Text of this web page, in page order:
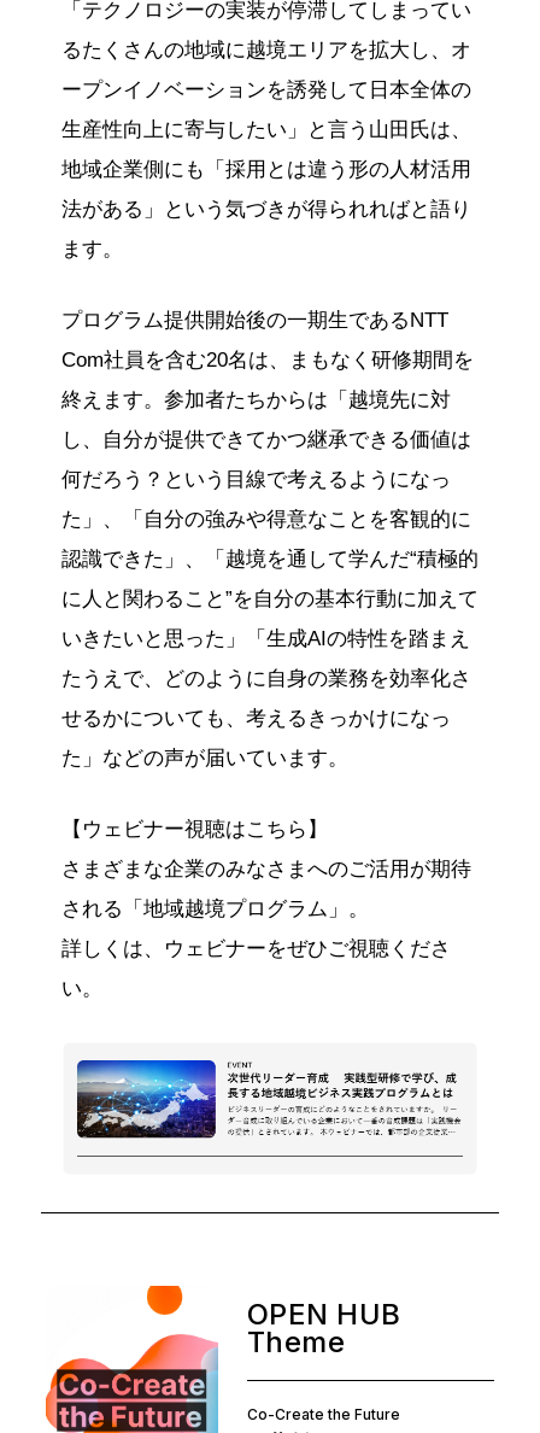
「テクノロジーの実装が停滞してしまってい
るたくさんの地域に越境エリアを拡大し、オ
ープンイノベーションを誘発して日本全体の
生産性向上に寄与したい」と言う山田氏は、
地域企業側にも「採用とは違う形の人材活用
法がある」という気づきが得られればと語り
ます。
プログラム提供開始後の一期生であるNTT
Com社員を含む20名は、まもなく研修期間を
終えます。参加者たちからは「越境先に対
し、自分が提供できてかつ継承できる価値は
何だろう？という目線で考えるようになっ
た」、「自分の強みや得意なことを客観的に
認識できた」、「越境を通して学んだ“積極的
に人と関わること”を自分の基本行動に加えて
いきたいと思った」「生成AIの特性を踏まえ
たうえで、どのように自身の業務を効率化さ
せるかについても、考えるきっかけになっ
た」などの声が届いています。
【ウェビナー視聴はこちら】
さまざまな企業のみなさまへのご活用が期待
される「地域越境プログラム」。
詳しくは、ウェビナーをぜひご視聴くださ
い。
OPEN HUB
Theme
Co-Create the Future